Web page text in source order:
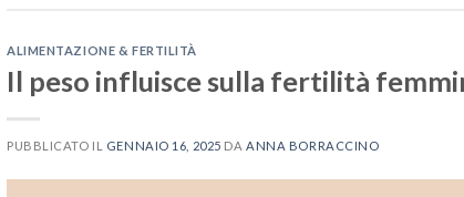
ALIMENTAZIONE & FERTILITÀ
Il peso influisce sulla fertilità
PUBBLICATO IL GENNAIO 16, 2025 DAANNA BORRACCINO